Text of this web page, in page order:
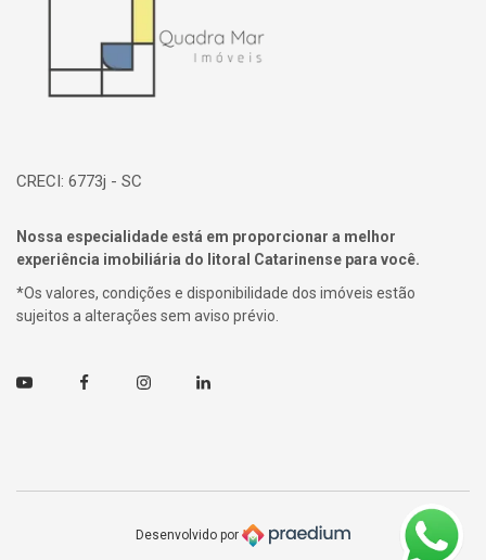
CRECI: 6773j - SC
Nossa especialidade está em proporcionar a melhor
experiência imobiliária do litoral Catarinense para você.
*Os valores, condições e disponibilidade dos imóveis estão
sujeitos a alterações sem aviso prévio.
Youtube FacebookInstagramLinkedin
Desenvolvido por